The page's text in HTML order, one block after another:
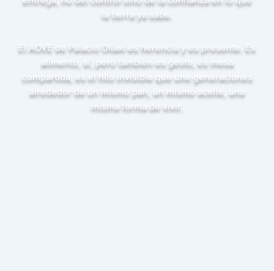
la tierra ya sabe.
El AOVE de Palacio Oliaxi es herencia y es presente. Es
alimento, sí, pero también es gesto, es mesa
compartida, es el hilo invisible que une generaciones
alrededor de un mismo pan, un mismo aceite, una
misma forma de vivir.